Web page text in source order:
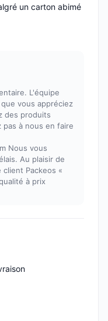
un carton abimé
L'équipe
vous appréciez
des produits
à nous en faire
Nous vous
Au plaisir de
Packeos «
à prix